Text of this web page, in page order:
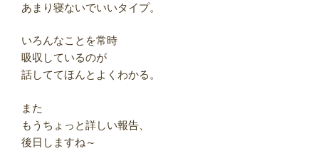
あまり寝ないでいいタイプ。
いろんなことを常時
吸収しているのが
話しててほんとよくわかる。
また
もうちょっと詳しい報告、
後日しますね～